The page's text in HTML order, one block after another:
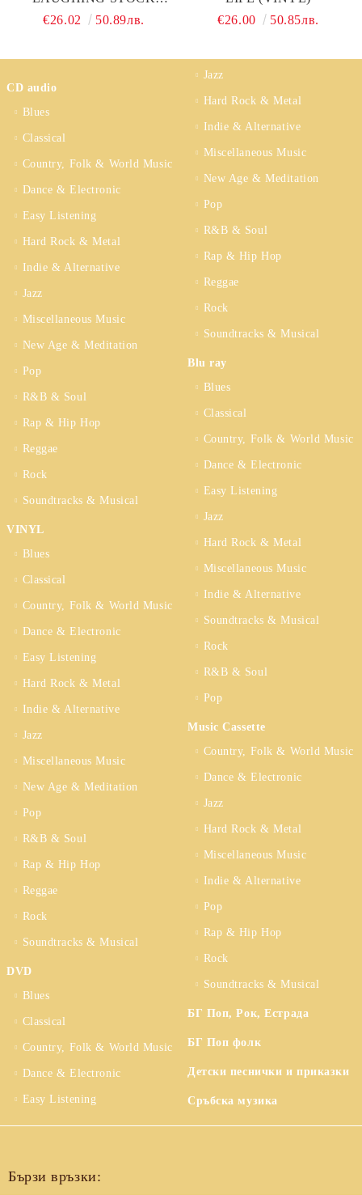
(VINYL)
€26.02 50.89лв.
€26.00
50.85лв.
CD audio
Blues
Classical
Country, Folk & World Music
Dance & Electronic
Easy Listening
Hard Rock & Metal
Indie & Alternative
Jazz
Miscellaneous Music
New Age & Meditation
Pop
R&B & Soul
Rap & Hip Hop
Reggae
Rock
Soundtracks & Musical
VINYL
Blues
Classical
Country, Folk & World Music
Dance & Electronic
Easy Listening
Hard Rock & Metal
Indie & Alternative
Jazz
Miscellaneous Music
New Age & Meditation
Pop
R&B & Soul
Rap & Hip Hop
Reggae
Rock
Soundtracks & Musical
DVD
Blues
Classical
Country, Folk & World Music
Dance & Electronic
Easy Listening
Jazz
Hard Rock & Metal
Indie & Alternative
Miscellaneous Music
New Age & Meditation
Pop
R&B & Soul
Rap & Hip Hop
Reggae
Rock
Soundtracks & Musical
Blu ray
Blues
Classical
Country, Folk & World Music
Dance & Electronic
Easy Listening
Jazz
Hard Rock & Metal
Miscellaneous Music
Indie & Alternative
Soundtracks & Musical
Rock
R&B & Soul
Pop
Music Cassette
Country, Folk & World Music
Dance & Electronic
Jazz
Hard Rock & Metal
Miscellaneous Music
Indie & Alternative
Pop
Rap & Hip Hop
Rock
Soundtracks & Musical
БГ Поп, Рок, Естрада
БГ Поп фолк
Детски песнички и приказки
Сръбска музика
Бързи връзки: